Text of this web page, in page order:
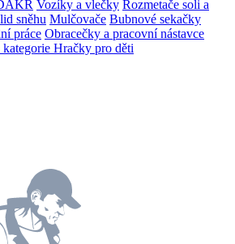
Vozíky a vlečky Rozmetače soli a
sněhu Mulčovače Bubnové sekačky
práce Obracečky a pracovní nástavce